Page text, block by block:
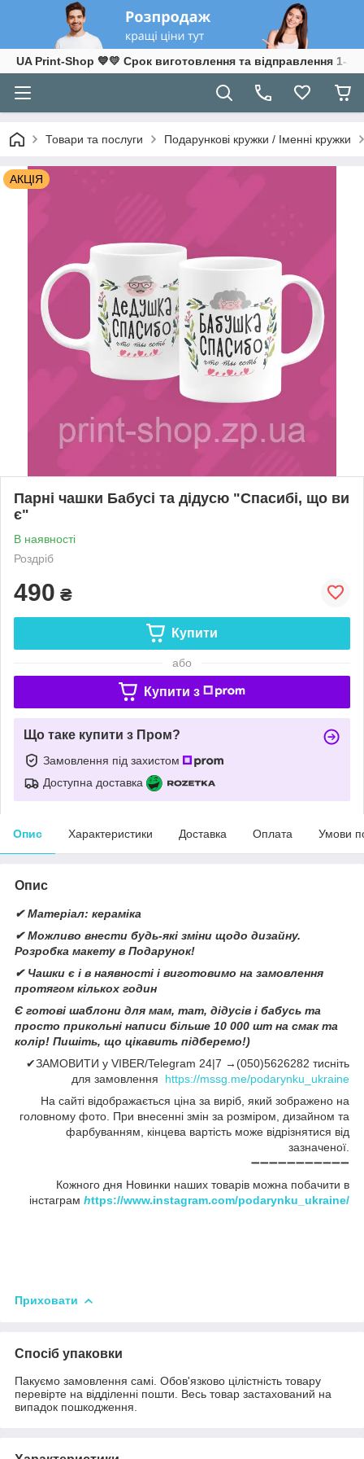
UA Print-Shop ​💙💛 Срок виготовлення та відправлення 1-3
Товари та послуги Подарункові кружки / Іменні кружки
АКЦІЯ
Парні чашки Бабусі та дідусю "Спасибі, що ви
є"
В наявності
Роздріб
490 ₴
Купити
або
Купити з
Що таке купити з Пром?
Замовлення під захистом
Доступна доставка
Опис Характеристики Доставка Оплата Умови
Опис
✔ Матеріал: кераміка
✔ Можливо внести будь-які зміни щодо дизайну.
Розробка макету в Подарунок!
✔ Чашки є і в наявності і виготовимо на замовлення
протягом кількох годин
Є готові шаблони для мам, тат, дідусів і бабусь та
просто прикольні написи більше 10 000 шт на смак та
колір! Пишіть, що цікавить підберемо!)
✔ЗАМОВИТИ у VIBER/Telegram 24|7 →(050)5626282 тисніть
для замовлення https://mssg.me/podarynku_ukraine
На сайті відображається ціна за виріб, який зображено на
головному фото. При внесенні змін за розміром, дизайном та
фарбуванням, кінцева вартість може відрізнятися від
зазначеної.
➖➖➖➖➖➖➖➖➖➖➖
Кожного дня Новинки наших товарів можна побачити в
інстаграм https://www.instagram.com/podarynku_ukraine/
Приховати
Спосіб упаковки
Пакуємо замовлення самі. Обов'язково цілістність товару
перевірте на відділенні пошти. Весь товар застахований на
випадок пошкодження.